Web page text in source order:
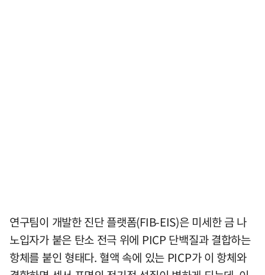
연구팀이 개발한 진단 플랫폼(FIB-EIS)은 미세한 금 나
노입자가 붙은 탄소 전극 위에 PICP 단백질과 결합하는
항체를 붙인 형태다. 혈액 속에 있는 PICP가 이 항체와